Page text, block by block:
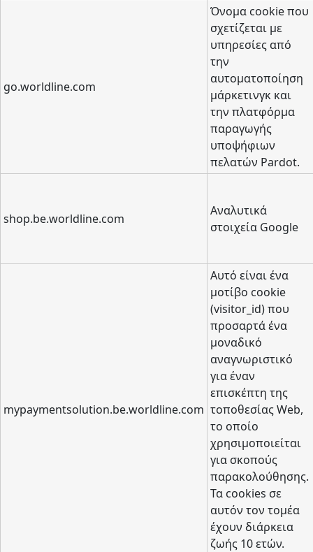
go.worldline.com
Όνομα cookie που
σχετίζεται με
υπηρεσίες από
την
αυτοματοποίηση
μάρκετινγκ και
την πλατφόρμα
παραγωγής
υποψήφιων
πελατών Pardot.
shop.be.worldline.com
Αναλυτικά
στοιχεία Google
mypaymentsolution.be.worldline.com
Αυτό είναι ένα
μοτίβο cookie
(visitor_id) που
προσαρτά ένα
μοναδικό
αναγνωριστικό
για έναν
επισκέπτη της
τοποθεσίας Web,
το οποίο
χρησιμοποιείται
για σκοπούς
παρακολούθησης.
Τα cookies σε
αυτόν τον τομέα
έχουν διάρκεια
ζωής 10 ετών.